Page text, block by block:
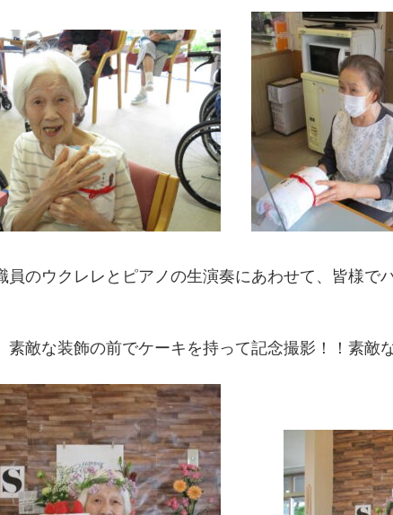
員のウクレレとピアノの生演奏にあわせて、皆様で
素敵な装飾の前でケーキを持って記念撮影！！素敵